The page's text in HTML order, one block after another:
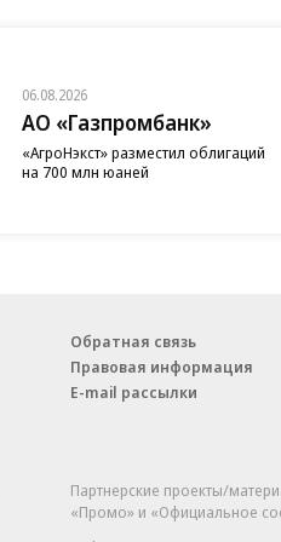
06.08.2026
АО «Газпромбанк»
«АгроНэкст» разместил облигаций
на 700 млн юаней
Обратная связь
Правовая информация
E-mail рассылки
Партнерские проекты/
«Промо» и «Официальное